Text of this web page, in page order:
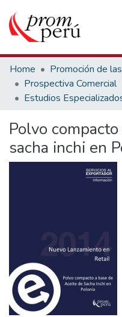
Communities & Collections
All of DSpace
Statistics
Home
Prospectiva Comercial
Estudios
Polvo
sacha inchi en